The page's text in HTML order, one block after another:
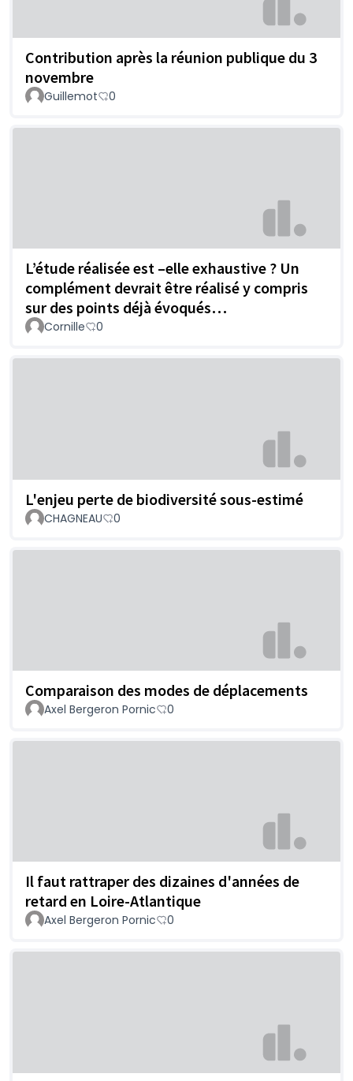
Contribution après la réunion publique du 3
novembre
Guillemot 0
L’étude réalisée est –elle exhaustive ? Un
complément devrait être réalisé y compris
sur des points déjà évoqués…
Cornille 0
L'enjeu perte de biodiversité sous-estimé
CHAGNEAU 0
Comparaison des modes de déplacements
Axel Bergeron Pornic 0
Il faut rattraper des dizaines d'années de
retard en Loire-Atlantique
Axel Bergeron Pornic 0